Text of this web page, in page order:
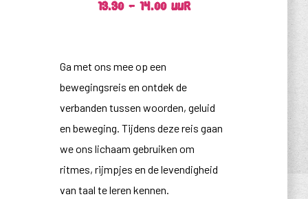
13.30 – 14.00 uur
Ga met ons mee op een
bewegingsreis en ontdek de
verbanden tussen woorden, geluid
en beweging. Tijdens deze reis gaan
we ons lichaam gebruiken om
ritmes, rijmpjes en de levendigheid
van taal te leren kennen.